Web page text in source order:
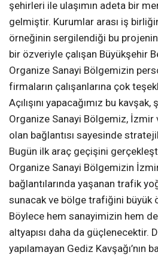
şehirleri ile ulaşımın adeta bir
gelmiştir. Kurumlar arası iş
örneğinin sergilendiği bu projenin
bir özveriyle çalışan Büyükşehir
Organize Sanayi Bölgemizin
firmaların çalışanlarına çok
Açılışını yapacağımız bu
Organize Sanayi Bölgemiz, İzmir
olan bağlantısı sayesinde
Bugün ilk araç geçişini
Organize Sanayi Bölgemizin
bağlantılarında yaşanan trafik
sunacak ve bölge trafiğini büyük
Böylece hem sanayimizin hem
altyapısı daha da güçlenecektir.
yapılamayan Gediz Kavşağı’nın